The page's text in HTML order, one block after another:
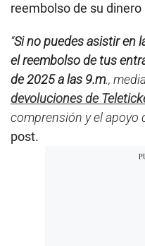
reembolso de su
“Si no puedes asistir en
el reembolso de tus
de 2025 a las 9.m.,
devoluciones de
comprensión y el apoyo
post.